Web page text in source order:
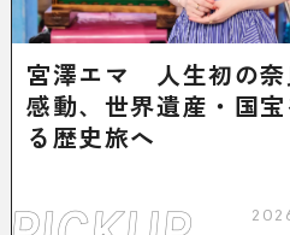
宮澤エマ 人生初の奈
感動、世界遺産・国
る歴史旅へ